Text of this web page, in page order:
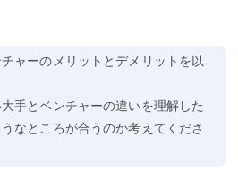
ャーのメリットとデメリットを以
手とベンチャーの違いを理解した
なところが合うのか考えてくださ